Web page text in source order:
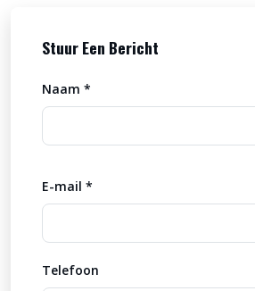
Stuur Een Bericht
Naam *
E-mail *
Telefoon